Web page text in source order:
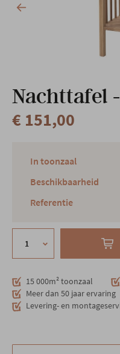
Nachttafel
€ 151,00
In toonzaal
Beschikbaarheid
Referentie
15 000m² toonzaal
Meer dan 50 jaar ervaring
Levering- en